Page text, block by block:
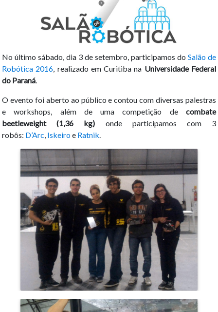
No último sábado, dia 3 de setembro, participamos do Salão de
Robótica 2016, realizado em Curitiba na Universidade Federal
do Paraná.
O evento foi aberto ao público e contou com diversas palestras
e workshops, além de uma competição de combate
beetleweight (1,36 kg) onde participamos com 3
robôs: D’Arc, Iskeiroe Ratnik.